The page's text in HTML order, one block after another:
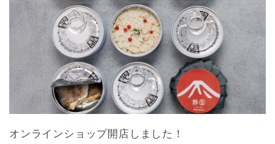
オンラインショップ開店しました！